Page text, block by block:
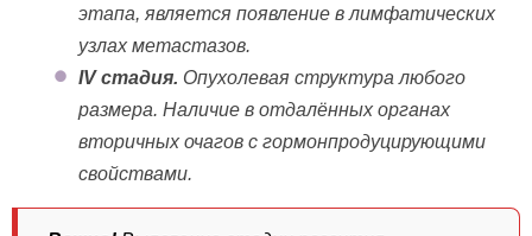
этапа, является появление в лимфатических
узлах метастазов.
IV стадия. Опухолевая структура любого
размера. Наличие в отдалённых органах
вторичных очагов с гормонпродуцирующими
свойствами.